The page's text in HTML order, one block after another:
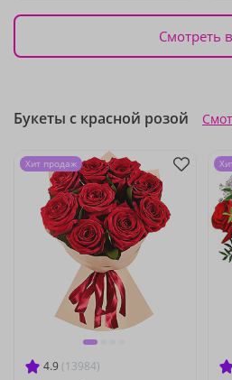
Смотреть
Букеты с красной розой
4.9 (13984)
Хит продаж